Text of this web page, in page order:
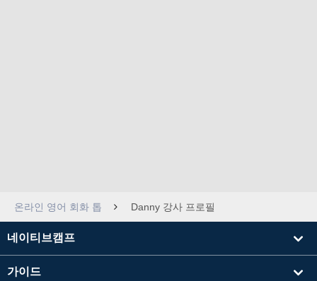
온라인 영어 회화 톱 Danny 강사 프로필
네이티브캠프
가이드